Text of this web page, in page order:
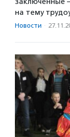
на тему
Новости ·